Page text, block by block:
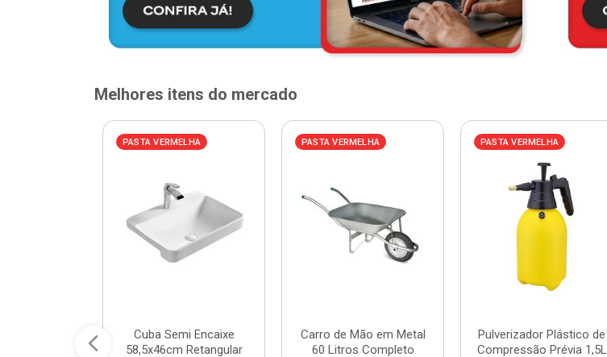
Melhores itens do mercado
PASTA VERMELHA
Cuba Semi Encaixe
58,5x46cm Retangular
PASTA VERMELHA
Carro de Mão em Metal
60 Litros Completo
PASTA VERMELHA
Pulverizador Plástico de
Compressão Prévia 1,5L